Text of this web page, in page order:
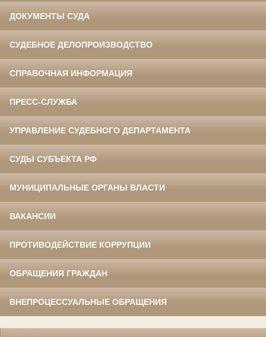
ДОКУМЕНТЫ СУДА
СУДЕБНОЕ ДЕЛОПРОИЗВОДСТВО
СПРАВОЧНАЯ ИНФОРМАЦИЯ
ПРЕСС-СЛУЖБА
УПРАВЛЕНИЕ СУДЕБНОГО ДЕПАРТАМЕНТА
СУДЫ СУБЪЕКТА РФ
МУНИЦИПАЛЬНЫЕ ОРГАНЫ ВЛАСТИ
ВАКАНСИИ
ПРОТИВОДЕЙСТВИЕ КОРРУПЦИИ
ОБРАЩЕНИЯ ГРАЖДАН
ВНЕПРОЦЕССУАЛЬНЫЕ ОБРАЩЕНИЯ